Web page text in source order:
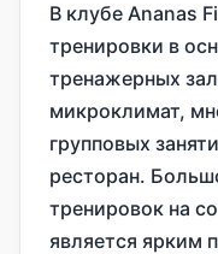
В клубе Ananas
тренировки в
тренажерных
микроклимат,
групповых
ресторан.
тренировок на
является ярким